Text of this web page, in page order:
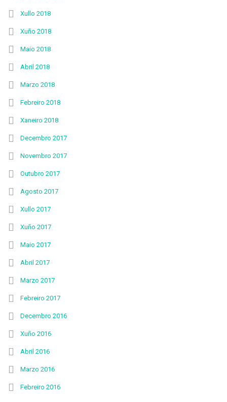
Xullo 2018
Xuño 2018
Maio 2018
Abril 2018
Marzo 2018
Febreiro 2018
Xaneiro 2018
Decembro 2017
Novembro 2017
Outubro 2017
Agosto 2017
Xullo 2017
Xuño 2017
Maio 2017
Abril 2017
Marzo 2017
Febreiro 2017
Decembro 2016
Xuño 2016
Abril 2016
Marzo 2016
Febreiro 2016